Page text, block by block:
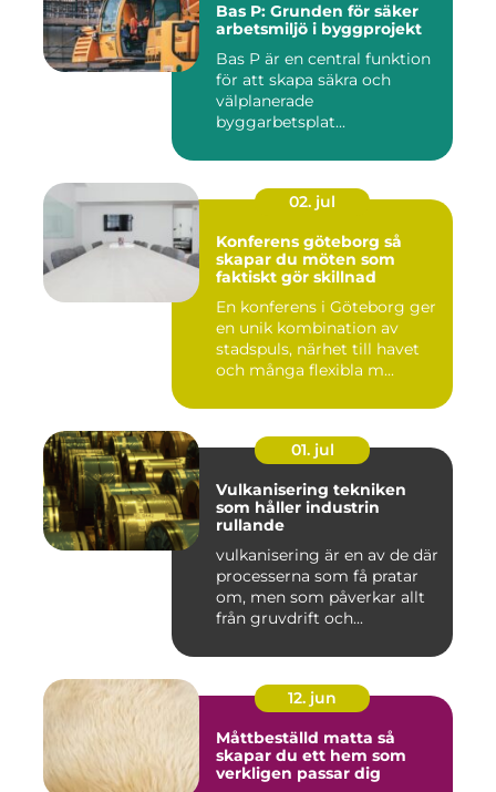
Bas P: Grunden för säker
arbetsmiljö i byggprojekt
Bas P är en central funktion
för att skapa säkra och
välplanerade
byggarbetsplat...
02. jul
Konferens göteborg så
skapar du möten som
faktiskt gör skillnad
En konferens i Göteborg ger
en unik kombination av
stadspuls, närhet till havet
och många flexibla m...
01. jul
Vulkanisering tekniken
som håller industrin
rullande
vulkanisering är en av de där
processerna som få pratar
om, men som påverkar allt
från gruvdrift och...
12. jun
Måttbeställd matta så
skapar du ett hem som
verkligen passar dig